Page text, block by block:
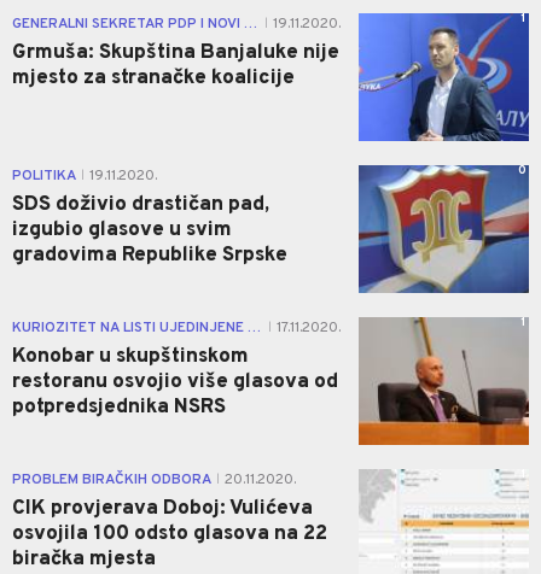
GENERALNI SEKRETAR PDP I NOVI ODBORNIK 19.11.2020.
Grmuša: Skupština Banjaluke nije
mjesto za stranačke koalicije
1
POLITIKA 19.11.2020.
SDS doživio drastičan pad,
izgubio glasove u svim
gradovima Republike Srpske
0
KURIOZITET NA LISTI UJEDINJENE SRPSKE U BANJALUCI 17.11.2020.
Konobar u skupštinskom
restoranu osvojio više glasova od
potpredsjednika NSRS
1
PROBLEM BIRAČKIH ODBORA 20.11.2020.
CIK provjerava Doboj: Vulićeva
osvojila 100 odsto glasova na 22
biračka mjesta
1